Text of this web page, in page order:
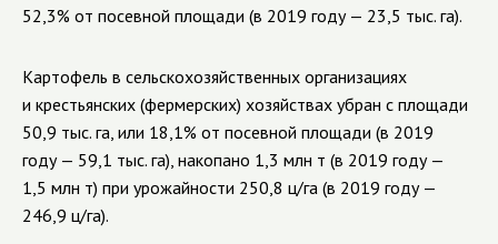
52,3% от посевной площади (в 2019 году — 23,5 тыс. га).
Картофель в сельскохозяйственных организациях
и крестьянских (фермерских) хозяйствах убран с площади
50,9 тыс. га, или 18,1% от посевной площади (в 2019
году — 59,1 тыс. га), накопано 1,3 млн т (в 2019 году —
1,5 млн т) при урожайности 250,8 ц/га (в 2019 году —
246,9 ц/га).